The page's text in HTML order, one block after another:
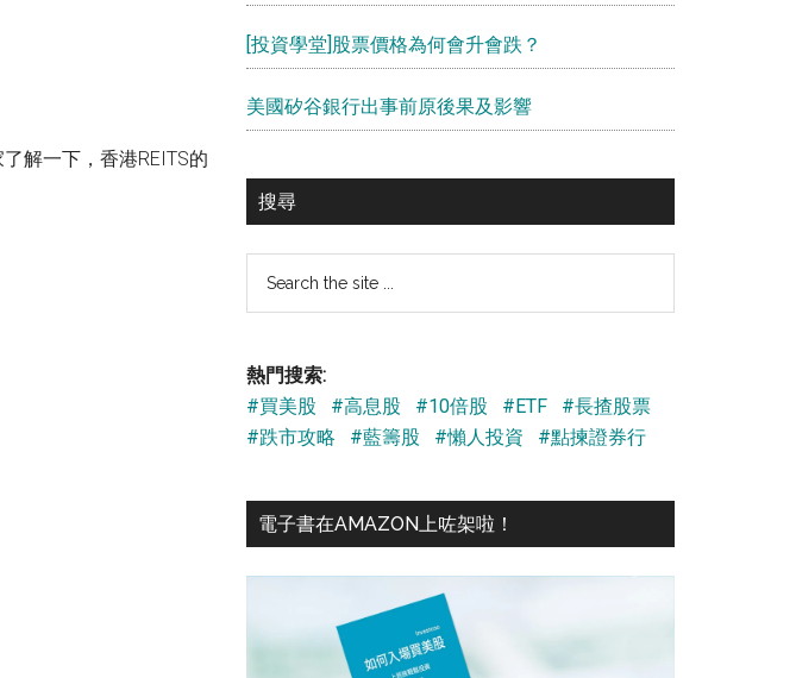
解一下，香港REITS的
[投資學堂]股票價格為何會升會跌？
美國矽谷銀行出事前原後果及影響
搜尋
熱門搜索:
#買美股
#高息股 #10倍股 #ETF
#長揸股票
#跌市攻略
#藍籌股 #懶人投資 #點揀證券行
電子書在AMAZON上咗架啦！